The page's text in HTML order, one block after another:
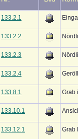
133.2.1
133.2.2
133.2.3
133.2.4
133.8.1 Grab
133.10.1
133.12.1 Grab